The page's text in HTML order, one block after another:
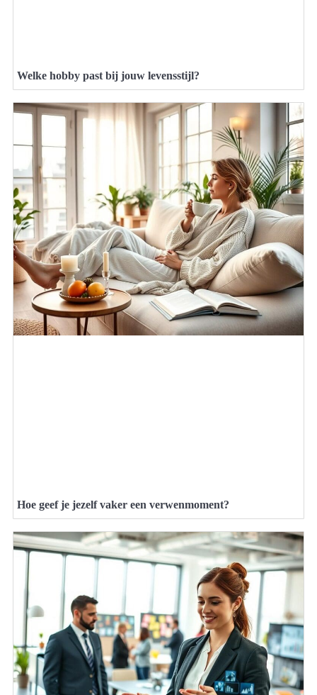
Welke hobby past bij jouw levensstijl?
Hoe geef je jezelf vaker een verwenmoment?